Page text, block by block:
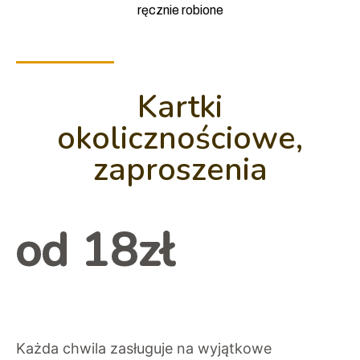
ręcznie robione
Kartki
okolicznościowe,
zaproszenia
od 18zł
Każda chwila zasługuje na wyjątkowe